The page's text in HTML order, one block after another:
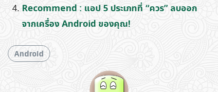
for:
Recommend : แอป 5 ประเภทที่ “ควร” ลบออก
จากเครื่อง Android ของคุณ!
Android